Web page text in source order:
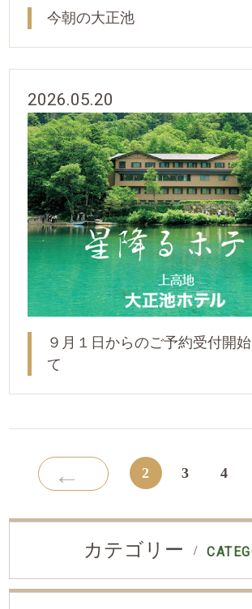
今朝の大正池
2026.05.20
９月１日からのご予約受付開
て
← 2 3 4
カテゴリー